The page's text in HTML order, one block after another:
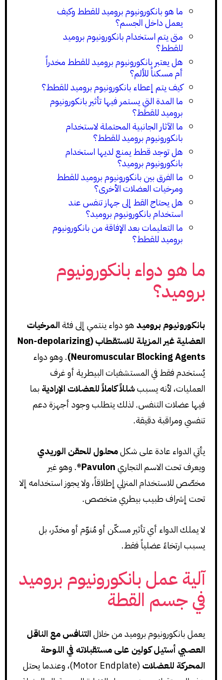
ما هو بانكورونيوم بروميد للقطط وكيف
يعمل داخل الجسم؟
متى يتم استخدام بانكورونيوم بروميد
للقطط؟
هل يعتبر بانكورونيوم بروميد للقطط مخدراً
أم مسكناً للألم؟
كيف يتم إعطاء بانكورونيوم بروميد للقطط؟
ما المدة التي يستمر فيها تأثير بانكورونيوم
بروميد للقطط؟
ما الآثار الجانبية المحتملة لاستخدام
بانكورونيوم بروميد للقطط؟
هل توجد قطط يمنع لديها استخدام
بانكورونيوم بروميد؟
ما الفرق بين بانكورونيوم بروميد للقطط
ومرخيات العضلات الأخرى؟
هل يحتاج القط إلى جهاز تنفس عند
استخدام بانكورونيوم بروميد؟
ما التعليمات بعد الإفاقة من بانكورونيوم
بروميد للقطط؟
ما هو دواء بانكورونيوم
بروميد؟
بانكورونيوم بروميد هو دواء ينتمي إلى فئةالمرخيات
العضلية غير المزيلة للاستقطاب (Non-depolarizing
Neuromuscular Blocking Agents) . وهو دواء
يُستخدم فقط في المستشفيات البيطرية أو غرف
العمليات، لأنه يسببشللاً كاملاً للعضلات الإرادية بما
فيها عضلات التنفس. لذلك يتطلب وجود أجهزة دعم
تنفسي ومراقبة دقيقة.
يأتي الدواء عادة على شكلمحلول للحقن الوريدي
ويعرف تحت الاسم التجاريPavulon® . وهو غير
مخصّص للاستخدام المنزلي إطلاقاً، ولا يجوز استخدامه إلا
تحت إشراف طبيب بيطري متخصص.
لا يملك الدواء أي تأثير مسكّن أو مُنوّم أو مخدّر، بل
يسبب ارتخاءً عضلياً فقط.
آلية عمل بانكورونيوم بروميد
في جسم القطة
يعمل بانكورونيوم بروميد من خلالالتنافس مع الناقل
العصبي أستيل كولين على مستقبلاته في اللوحة
المحركة للعضلات
(Motor Endplate)، وعندما يحتل